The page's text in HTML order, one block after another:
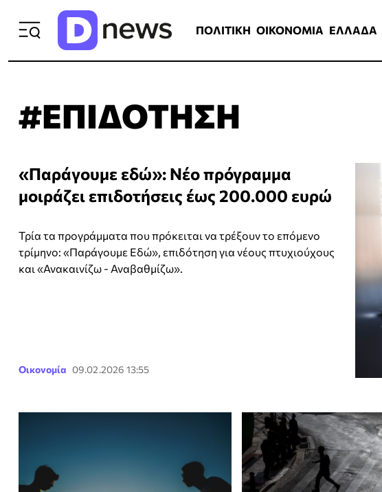
ΠΟΛΙΤΙΚΗ ΟΙΚΟΝΟΜΙΑ ΕΛΛΑΔΑ
#ΕΠΙΔΟΤΗΣΗ
«Παράγουμε εδώ»: Νέο πρόγραμμα
μοιράζει επιδοτήσεις έως 200.000 ευρώ
Τρία τα προγράμματα που πρόκειται να τρέξουν το επόμενο
τρίμηνο: «Παράγουμε Εδώ», επιδότηση για νέους πτυχιούχους
και «Ανακαινίζω - Αναβαθμίζω».
Οικονομία 09.02.2026 13:55